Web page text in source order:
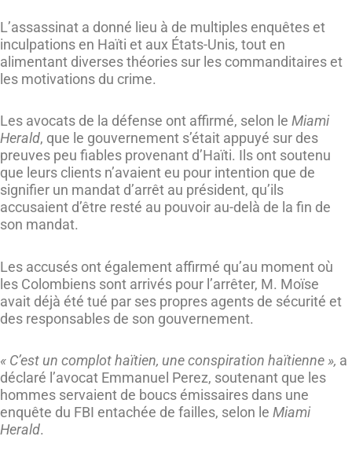
L’assassinat a donné lieu à de multiples enquêtes et
inculpations en Haïti et aux États-Unis, tout en
alimentant diverses théories sur les commanditaires et
les motivations du crime.
Les avocats de la défense ont affirmé, selon le Miami
Herald, que le gouvernement s’était appuyé sur des
preuves peu fiables provenant d’Haïti. Ils ont soutenu
que leurs clients n’avaient eu pour intention que de
signifier un mandat d’arrêt au président, qu’ils
accusaient d’être resté au pouvoir au-delà de la fin de
son mandat.
Les accusés ont également affirmé qu’au moment où
les Colombiens sont arrivés pour l’arrêter, M. Moïse
avait déjà été tué par ses propres agents de sécurité et
des responsables de son gouvernement.
« C’est un complot haïtien, une conspiration haïtienne », a
déclaré l’avocat Emmanuel Perez, soutenant que les
hommes servaient de boucs émissaires dans une
enquête du FBI entachée de failles, selon le Miami
Herald.